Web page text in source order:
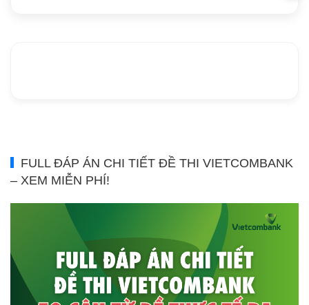
FULL ĐÁP ÁN CHI TIẾT ĐỀ THI VIETCOMBANK
– XEM MIỄN PHÍ!